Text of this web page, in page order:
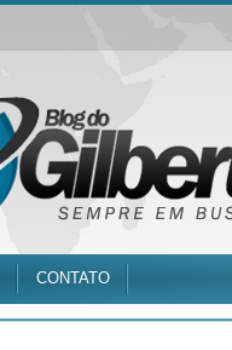
CONTATO